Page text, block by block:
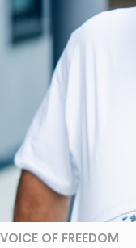
VOICE OF FREEDOM